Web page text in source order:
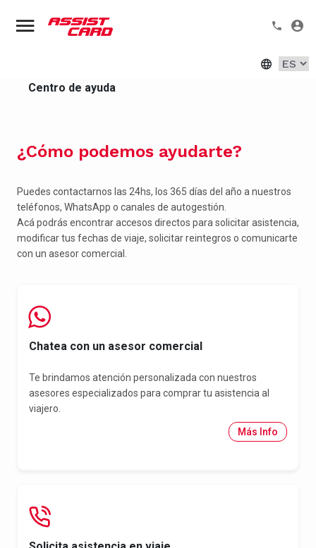
Centro de ayuda
¿Cómo podemos ayudarte?
Puedes contactarnos las 24hs, los 365 días del año a nuestros
teléfonos, WhatsApp o canales de autogestión.
Acá podrás encontrar accesos directos para solicitar asistencia,
modificar tus fechas de viaje, solicitar reintegros o comunicarte
con un asesor comercial.
Chatea con un asesor comercial
Te brindamos atención personalizada con nuestros
asesores especializados para comprar tu asistencia al
viajero.
Más Info